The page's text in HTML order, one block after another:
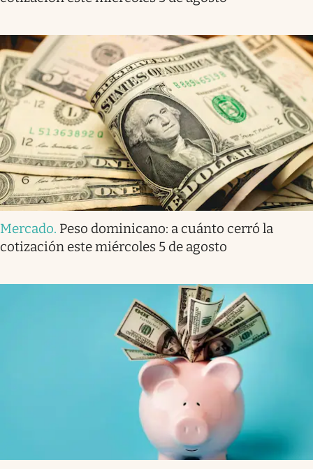
Mercado. Peso dominicano: a cuánto cerró la
cotización este miércoles 5 de agosto